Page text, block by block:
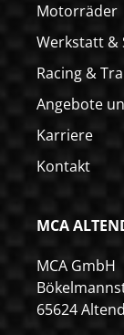
Motorräder
Werkstatt &
Racing &
Angebote
Karriere
Kontakt
MCA
MCA GmbH
65624